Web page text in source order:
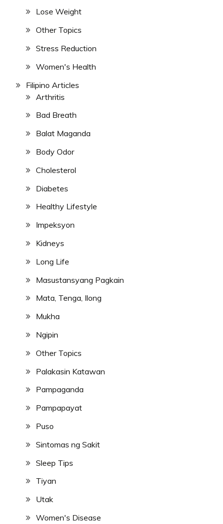
Lose Weight
Other Topics
Stress Reduction
Women's Health
Filipino Articles
Arthritis
Bad Breath
Balat Maganda
Body Odor
Cholesterol
Diabetes
Healthy Lifestyle
Impeksyon
Kidneys
Long Life
Masustansyang Pagkain
Mata, Tenga, Ilong
Mukha
Ngipin
Other Topics
Palakasin Katawan
Pampaganda
Pampapayat
Puso
Sintomas ng Sakit
Sleep Tips
Tiyan
Utak
Women's Disease